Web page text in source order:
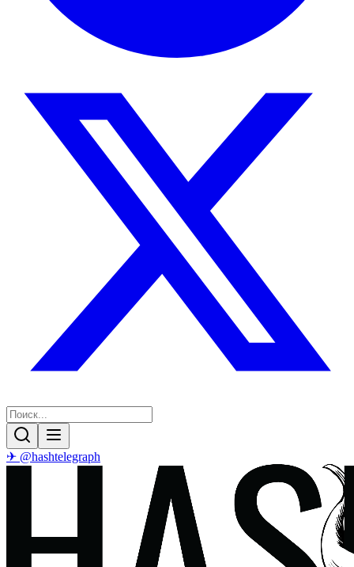
✈ @hashtelegraph